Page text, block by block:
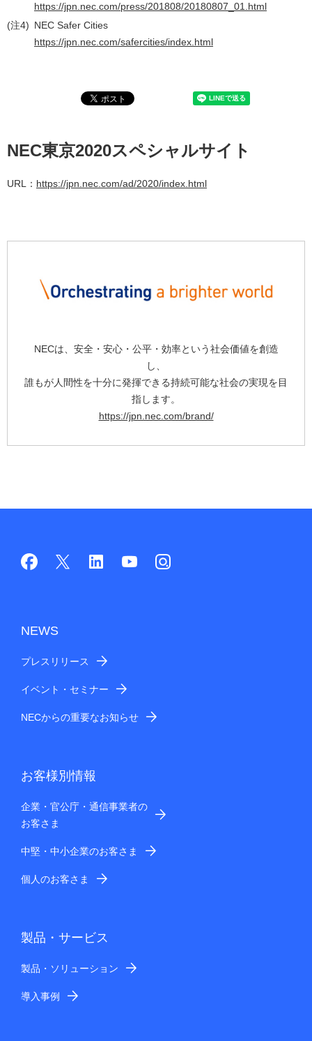
https://jpn.nec.com/press/201808/20180807_01.html
(注4) NEC Safer Cities
https://jpn.nec.com/safercities/index.html
NEC東京2020スペシャルサイト
URL： https://jpn.nec.com/ad/2020/index.html
NECは、安全・安心・公平・効率という社会価値を創造
し、
誰もが人間性を十分に発揮できる持続可能な社会の実現を目
指します。
https://jpn.nec.com/brand/
NEWS
プレスリリース
イベント・セミナー
NECからの重要なお知らせ
お客様別情報
企業・官公庁・通信事業者の
お客さま
中堅・中小企業のお客さま
個人のお客さま
製品・サービス
製品・ソリューション
導入事例